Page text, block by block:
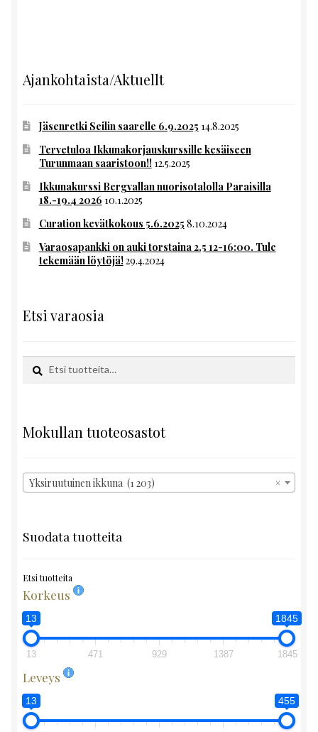
Ajankohtaista/Aktuellt
Jäsenretki Seilin saarelle 6.9.2025 14.8.2025
Tervetuloa Ikkunakorjauskurssille kesäiseen
Turunmaan saaristoon!! 12.5.2025
Ikkunakurssi Bergvallan nuorisotalolla Paraisilla
18.-19.4 2026 10.1.2025
Curation kevätkokous 5.6.2025 8.10.2024
Varaosapankki on auki torstaina 2.5 12-16:00. Tule
tekemään löytöjä!29.4.2024
Etsi varaosia
Etsi:
Haku
Mokullan tuoteosastot
×
Yksiruutuinen ikkuna (1 203)
Suodata tuotteita
Etsi tuotteita
Korkeus
13 1845
13 471 929 1387 1845
Leveys
13 455